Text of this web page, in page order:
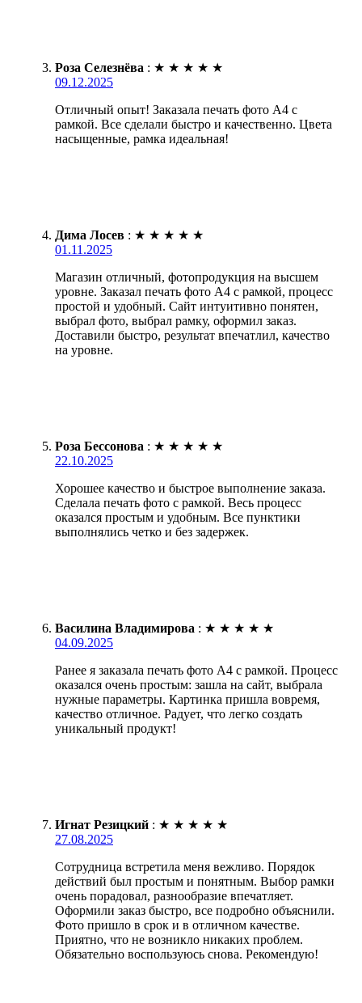
Роза Селезнёва : ★ ★ ★ ★ ★
09.12.2025
Отличный опыт! Заказала печать фото А4 с
рамкой. Все сделали быстро и качественно. Цвета
насыщенные, рамка идеальная!
Дима Лосев : ★ ★ ★ ★ ★
01.11.2025
Магазин отличный, фотопродукция на высшем
уровне. Заказал печать фото А4 с рамкой, процесс
простой и удобный. Сайт интуитивно понятен,
выбрал фото, выбрал рамку, оформил заказ.
Доставили быстро, результат впечатлил, качество
на уровне.
Роза Бессонова : ★ ★ ★ ★ ★
22.10.2025
Хорошее качество и быстрое выполнение заказа.
Сделала печать фото с рамкой. Весь процесс
оказался простым и удобным. Все пунктики
выполнялись четко и без задержек.
Василина Владимирова : ★ ★ ★ ★ ★
04.09.2025
Ранее я заказала печать фото А4 с рамкой. Процесс
оказался очень простым: зашла на сайт, выбрала
нужные параметры. Картинка пришла вовремя,
качество отличное. Радует, что легко создать
уникальный продукт!
Игнат Резицкий : ★ ★ ★ ★ ★
27.08.2025
Сотрудница встретила меня вежливо. Порядок
действий был простым и понятным. Выбор рамки
очень порадовал, разнообразие впечатляет.
Оформили заказ быстро, все подробно объяснили.
Фото пришло в срок и в отличном качестве.
Приятно, что не возникло никаких проблем.
Обязательно воспользуюсь снова. Рекомендую!